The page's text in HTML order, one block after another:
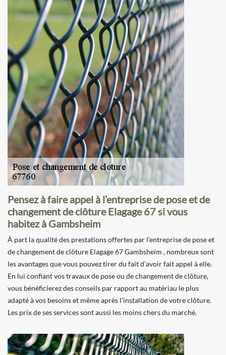
Pensez à faire appel à l’entreprise de pose et de
changement de clôture Elagage 67 si vous
habitez à Gambsheim
À part la qualité des prestations offertes par l’entreprise de pose et
de changement de clôture Elagage 67 Gambsheim , nombreux sont
les avantages que vous pouvez tirer du fait d’avoir fait appel à elle.
En lui confiant vos travaux de pose ou de changement de clôture,
vous bénéficierez des conseils par rapport au matériau le plus
adapté à vos besoins et même après l’installation de votre clôture.
Les prix de ses services sont aussi les moins chers du marché.